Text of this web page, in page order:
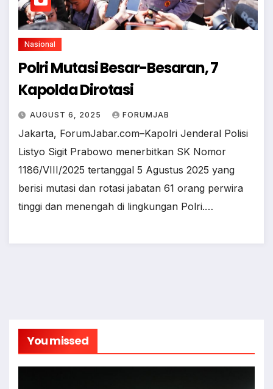
Nasional
Polri Mutasi Besar-Besaran, 7
Kapolda Dirotasi
AUGUST 6, 2025 FORUMJAB
Jakarta, ForumJabar.com–Kapolri Jenderal Polisi
Listyo Sigit Prabowo menerbitkan SK Nomor
1186/VIII/2025 tertanggal 5 Agustus 2025 yang
berisi mutasi dan rotasi jabatan 61 orang perwira
tinggi dan menengah di lingkungan Polri.…
You missed